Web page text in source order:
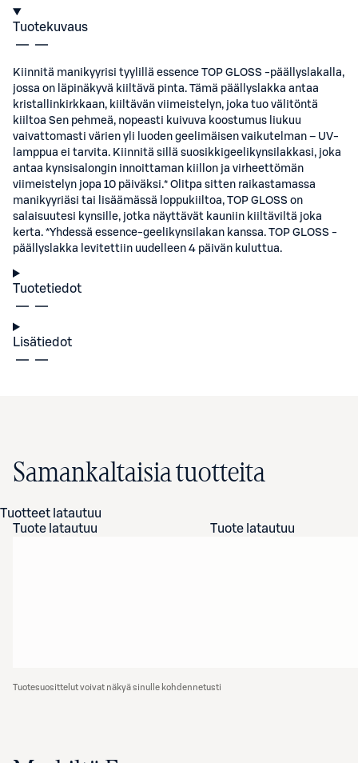
Tuotekuvaus
Kiinnitä manikyyrisi tyylillä essence TOP GLOSS -päällyslakalla,
jossa on läpinäkyvä kiiltävä pinta. Tämä päällyslakka antaa
kristallinkirkkaan, kiiltävän viimeistelyn, joka tuo välitöntä
kiiltoa Sen pehmeä, nopeasti kuivuva koostumus liukuu
vaivattomasti värien yli luoden geelimäisen vaikutelman – UV-
lamppua ei tarvita. Kiinnitä sillä suosikkigeelikynsilakkasi, joka
antaa kynsisalongin innoittaman kiillon ja virheettömän
viimeistelyn jopa 10 päiväksi.* Olitpa sitten raikastamassa
manikyyriäsi tai lisäämässä loppukiiltoa, TOP GLOSS on
salaisuutesi kynsille, jotka näyttävät kauniin kiiltäviltä joka
kerta. *Yhdessä essence-geelikynsilakan kanssa. TOP GLOSS -
päällyslakka levitettiin uudelleen 4 päivän kuluttua.
Tuotetiedot
Lisätiedot
Samankaltaisia tuotteita
Tuotteet latautuu
Tuote latautuu
Tuote latautuu
Tuotesuosittelut voivat näkyä sinulle kohdennetusti